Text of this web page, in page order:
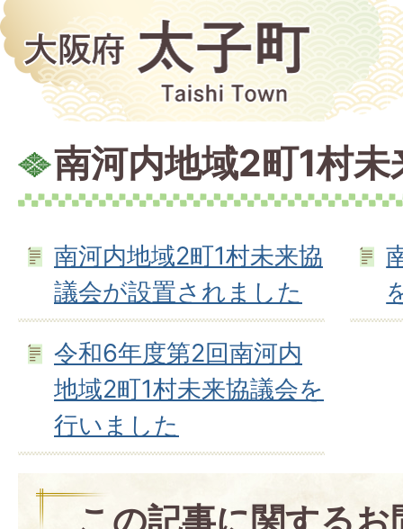
南河内地域2町1村未
南河内地域2町1村未来協
議会が設置されました
令和6年度第2回南河内
地域2町1村未来協議会を
行いました
この記事に関する